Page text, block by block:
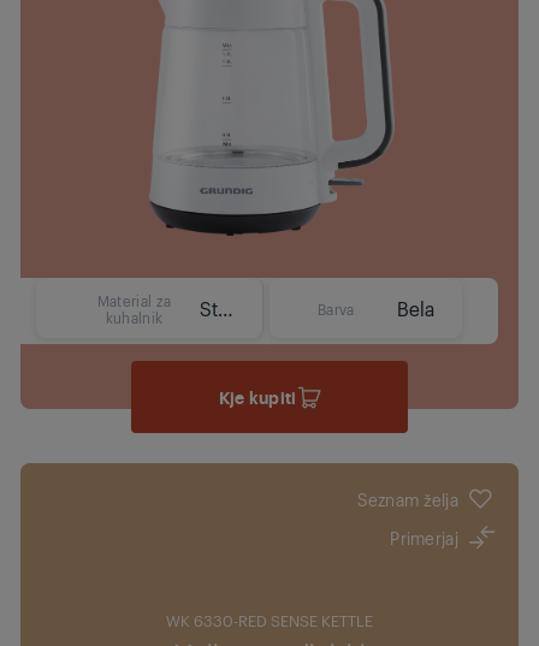
Material za
kuhalnik
Steklo Barva Bela
Kje kupiti
Seznam želja
Primerjaj
WK 6330-RED SENSE KETTLE